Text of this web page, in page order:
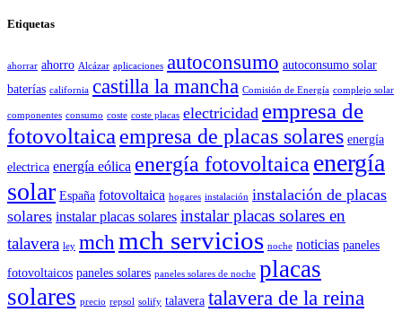
Etiquetas
ahorrar ahorro Alcázar aplicaciones autoconsumo autoconsumo solar
baterías california castilla la mancha Comisión de Energía complejo solar
componentes consumo coste coste placas electricidad empresa de
fotovoltaica empresa de placas solares energía
electrica energía eólica energía fotovoltaica energía
solar España fotovoltaica hogares instalación instalación de placas
solares instalar placas solares instalar placas solares en
talavera ley mch mch servicios noche noticias paneles
fotovoltaicos paneles solares paneles solares de noche placas
solares precio repsol solify talavera talavera de la reina